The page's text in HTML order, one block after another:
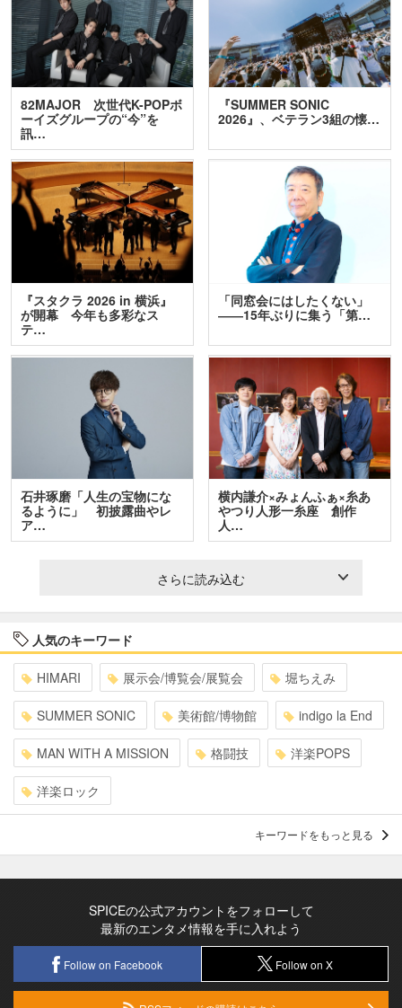
82MAJOR 次世代K-POPボ
ーイズグループの“今”を
訊…
『SUMMER SONIC
2026』、ベテラン3組の懐…
『スタクラ 2026 in 横浜』
が開幕 今年も多彩なス
テ…
「同窓会にはしたくない」
――15年ぶりに集う「第…
石井琢磨「人生の宝物にな
るように」 初披露曲やレ
ア…
横内謙介×みょんふぁ×糸あ
やつり人形一糸座 創作
人…
さらに読み込む
人気のキーワード
HIMARI 展示会/博覧会/展覧会 堀ちえみ
SUMMER SONIC 美術館/博物館 indigo la End
MAN WITH A MISSION 格闘技 洋楽POPS
洋楽ロック
キーワードをもっと見る
SPICEの公式アカウントをフォローして
最新のエンタメ情報を手に入れよう
Follow on Facebook Follow on X